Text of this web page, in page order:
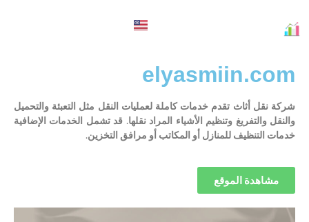
elyasmiin.com
شركة نقل أثاث تقدم خدمات كاملة لعمليات النقل مثل التعبئة والتحميل
والنقل والتفريغ وتنظيم الأشياء المراد نقلها. قد تشمل الخدمات الإضافية
خدمات التنظيف للمنازل أو المكاتب أو مرافق التخزين.
مشاهدة الموقع